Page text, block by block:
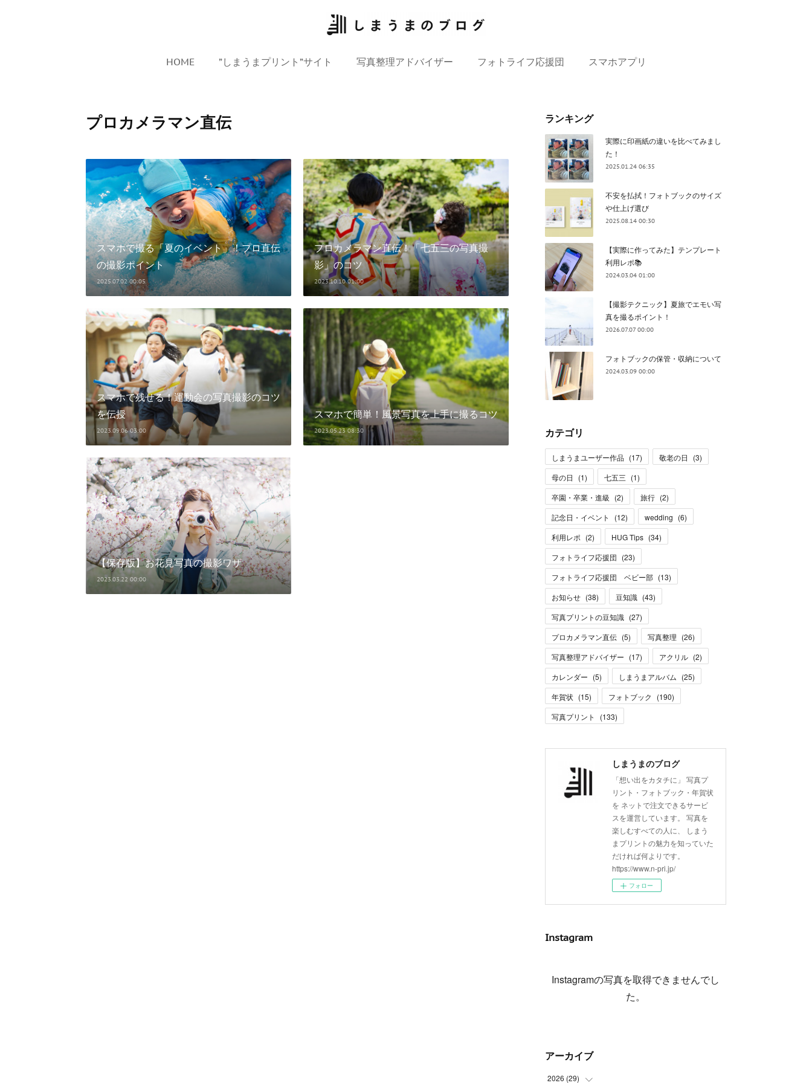
HOME ”しまうまプリント”サイト 写真整理アドバイザー フォトライフ応援団 スマホアプリ
プロカメラマン直伝
スマホで撮る「夏のイベント」！プロ直伝
の撮影ポイント
2025.07.02 00:05
プロカメラマン直伝！「七五三の写真撮
影」のコツ
2023.10.10 01:00
スマホで残せる！運動会の写真撮影のコツ
を伝授
2023.09.06 03:00
スマホで簡単！風景写真を上手に撮るコツ
2023.05.23 08:30
【保存版】お花見写真の撮影ワザ
2023.03.22 00:00
ランキング
実際に印画紙の違いを比べてみまし
た！
2025.01.24 06:35
不安を払拭！フォトブックのサイズ
や仕上げ選び
2025.08.14 00:30
【実際に作ってみた】テンプレート
利用レポ📚
2024.03.04 01:00
【撮影テクニック】夏旅でエモい写
真を撮るポイント！
2026.07.07 00:00
フォトブックの保管・収納について
2024.03.09 00:00
カテゴリ
しまうまユーザー作品 (17) 敬老の日 (3)
母の日
(1) 七五三 (1)
卒園・卒業・進級 (2) 旅行 (2)
記念日・イベント
(12) wedding (6)
利用レポ (2) HUG Tips (34)
フォトライフ応援団 (23)
フォトライフ応援団 ベビー部 (13)
お知らせ (38) 豆知識 (43)
写真プリントの豆知識 (27)
プロカメラマン直伝 (5) 写真整理 (26)
写真整理アドバイザー (17) アクリル (2)
カレンダー (5) しまうまアルバム (25)
年賀状 (15) フォトブック (190)
写真プリント
(133)
しまうまのブログ
「想い出をカタチに」 写真プ
リント・フォトブック・年賀状
を ネットで注文できるサービ
スを運営しています。 写真を
楽しむすべての人に、 しまう
まプリントの魅力を知っていた
だければ何よりです。
https://www.n-pri.jp/
フォロー
Instagram
Instagramの写真を取得できませんでし
た。
アーカイブ
2026 (29)